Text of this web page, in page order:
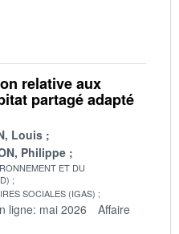
relative aux
partagé adapté
Louis
Philippe
ET DU
SOCIALES (IGAS)
ligne: mai 2026
Affaire